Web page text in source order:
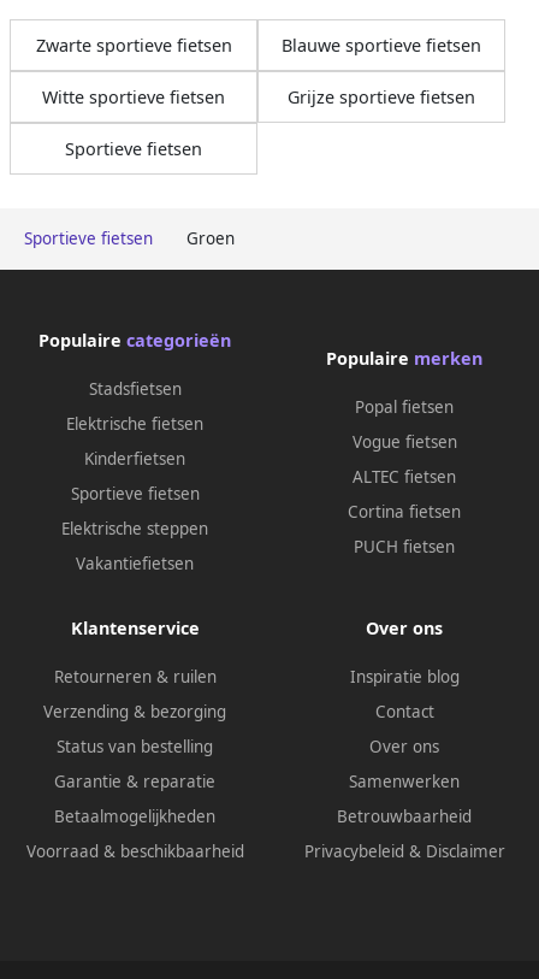
Sportieve fietsen Groen
Zwarte sportieve fietsen Blauwe sportieve fietsen
Witte sportieve fietsen Grijze sportieve fietsen
Sportieve fietsen
Populaire categorieën
Stadsfietsen
Elektrische fietsen
Kinderfietsen
Sportieve fietsen
Elektrische steppen
Vakantiefietsen
Populaire merken
Popal fietsen
Vogue fietsen
ALTEC fietsen
Cortina fietsen
PUCH fietsen
Klantenservice
Retourneren & ruilen
Verzending & bezorging
Status van bestelling
Garantie & reparatie
Betaalmogelijkheden
Voorraad & beschikbaarheid
Over ons
Inspiratie blog
Contact
Over ons
Samenwerken
Betrouwbaarheid
Privacybeleid & Disclaimer